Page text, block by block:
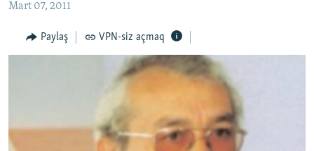
FƏRQƏ BAX
QANUNI DOĞRU
Mart 07, 2011
Paylaş VPN-siz açmaq